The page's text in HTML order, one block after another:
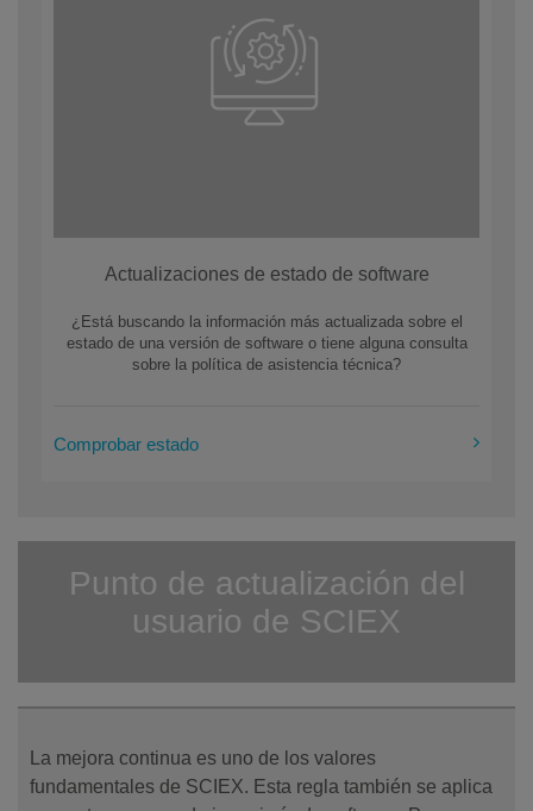
Actualizaciones de estado de software
¿Está buscando la información más actualizada sobre el
estado de una versión de software o tiene alguna consulta
sobre la política de asistencia técnica?
Comprobar estado
Punto de actualización del
usuario de SCIEX
La mejora continua es uno de los valores
fundamentales de SCIEX. Esta regla también se aplica